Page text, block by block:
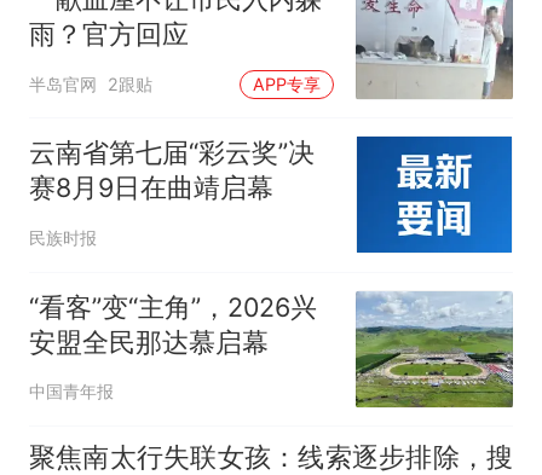
雨？官方回应
半岛官网 2跟贴 APP专享
云南省第七届“彩云奖”决
赛8月9日在曲靖启幕
民族时报
“看客”变“主角”，2026兴
安盟全民那达慕启幕
中国青年报
聚焦南太行失联女孩：线索逐步排除，搜